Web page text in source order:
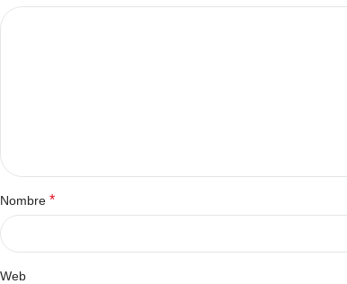
Nombre *
Web